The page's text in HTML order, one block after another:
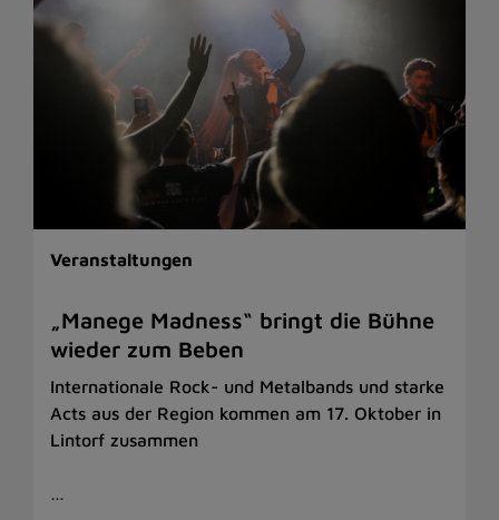
Veranstaltungen
„Manege Madness“ bringt die Bühne
wieder zum Beben
Internationale Rock- und Metalbands und starke
Acts aus der Region kommen am 17. Oktober in
Lintorf zusammen
…